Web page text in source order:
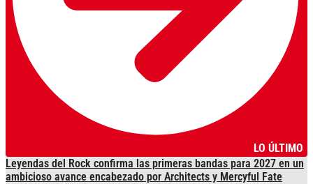
LO ÚLTIMO
Leyendas del Rock confirma las primeras bandas para 2027 en un
ambicioso avance encabezado por Architects y Mercyful Fate